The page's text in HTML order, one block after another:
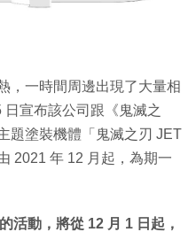
，一時間周邊出現了大量相
宣布該公司跟《鬼滅之
題塗裝機體「鬼滅之刃 JET
2021 年 12 月起，為期一
活動，將從 12 月 1 日起，